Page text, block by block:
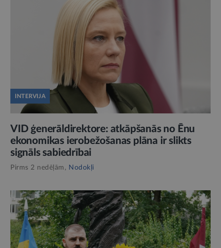
INTERVIJA
VID ģenerāldirektore: atkāpšanās no Ēnu
ekonomikas ierobežošanas plāna ir slikts
signāls sabiedrībai
Pirms 2 nedēļām, Nodokļi